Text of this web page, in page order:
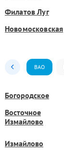
Филатов Луг
Новомосковская
ВАО
Богородское
Восточное
Измайлово
Измайлово